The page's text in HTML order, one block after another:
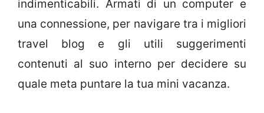
indimenticabili. Armati di un computer e
una connessione, per navigare tra i migliori
travel blog e gli utili suggerimenti
contenuti al suo interno per decidere su
quale meta puntare la tua mini vacanza.